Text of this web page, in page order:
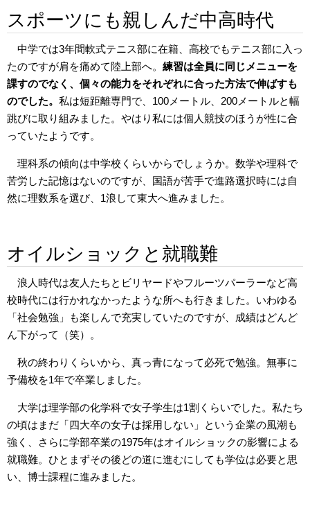
スポーツにも親しんだ中高時代
中学では3年間軟式テニス部に在籍、高校でもテニス部に入っ
たのですが肩を痛めて陸上部へ。 練習は全員に同じメニューを
課すのでなく、個々の能力をそれぞれに合った方法で伸ばすも
のでした。 私は短距離専門で、100メートル、200メートルと幅
跳びに取り組みました。やはり私には個人競技のほうが性に合
っていたようです。
理科系の傾向は中学校くらいからでしょうか。数学や理科で
苦労した記憶はないのですが、国語が苦手で進路選択時には自
然に理数系を選び、1浪して東大へ進みました。
オイルショックと就職難
浪人時代は友人たちとビリヤードやフルーツパーラーなど高
校時代には行かれなかったような所へも行きました。いわゆる
「社会勉強」も楽しんで充実していたのですが、成績はどんど
ん下がって（笑）。
秋の終わりくらいから、真っ青になって必死で勉強。無事に
予備校を1年で卒業しました。
大学は理学部の化学科で女子学生は1割くらいでした。私たち
の頃はまだ「四大卒の女子は採用しない」という企業の風潮も
強く、さらに学部卒業の1975年はオイルショックの影響による
就職難。ひとまずその後どの道に進むにしても学位は必要と思
い、博士課程に進みました。